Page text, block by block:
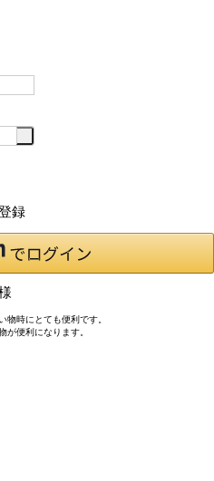
録
物時にとても便利です。
が便利になります。